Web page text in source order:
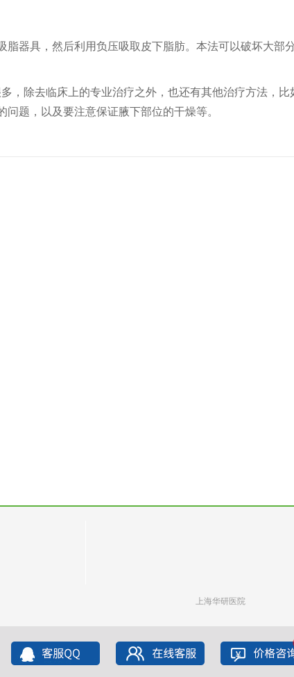
脂器具，然后利用负压吸取皮下脂肪。本法可以破坏大部
，除去临床上的专业治疗之外，也还有其他治疗方法，
题，以及要注意保证腋下部位的干燥等。
上海华研医院